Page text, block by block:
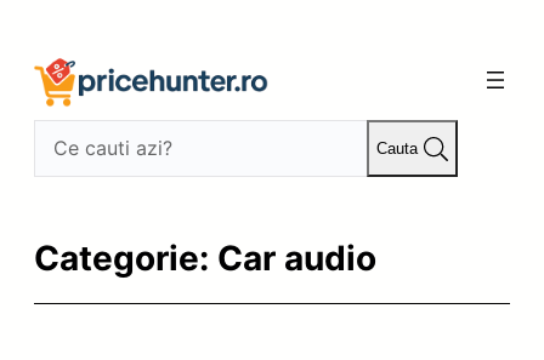
conținut
Cauta
Categorie: Car audio